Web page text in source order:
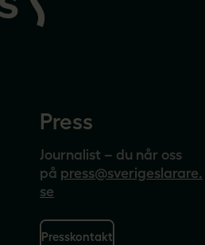
Press
Journalist – du når oss
på press@sverigeslarare.
se
Presskontakt